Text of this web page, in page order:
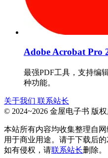
Adobe Acrobat Pro
最强PDF工具，支持编
种功能。
关于我们 联系站长
© 2024~2026 金屋电子书 版
本站所有内容均收集整理自
用于商业用途。请于下载后
如有侵权，请联系站长删除。